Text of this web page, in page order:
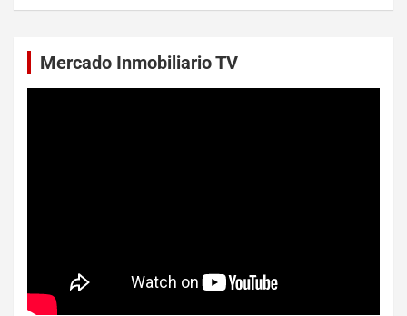
Mercado Inmobiliario TV